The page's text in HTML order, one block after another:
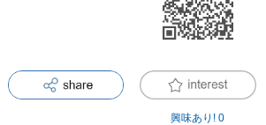
興味あり! 0